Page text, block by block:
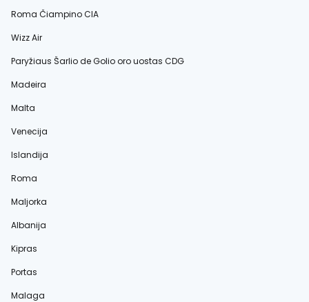
Roma Čiampino CIA
Wizz Air
Paryžiaus Šarlio de Golio oro uostas CDG
Madeira
Malta
Venecija
Islandija
Roma
Maljorka
Albanija
Kipras
Portas
Malaga